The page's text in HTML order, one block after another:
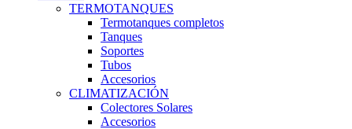
TERMOTANQUES
Termotanques completos
Tanques
Soportes
Tubos
Accesorios
CLIMATIZACIÓN
Colectores Solares
Accesorios